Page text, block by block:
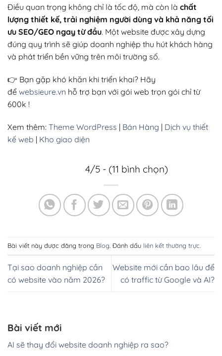
Điều quan trọng không chỉ là tốc độ, mà còn là chất
lượng thiết kế, trải nghiệm người dùng và khả năng tối
ưu SEO/GEO ngay từ đầu. Một website được xây dựng
đúng quy trình sẽ giúp doanh nghiệp thu hút khách hàng
và phát triển bền vững trên môi trường số.
👉 Bạn gặp khó khăn khi triển khai? Hãy
để websieure.vn hỗ trợ bạn với gói web trọn gói chỉ từ
600k !
Xem thêm: Theme WordPress | Bán Hàng | Dịch vụ thiết
kế web | Kho giao diện
4/5 - (11 bình chọn)
Bài viết này được đăng trong Blog. Đánh dấu liên kết thường trực.
Tại sao doanh nghiệp cần
có website vào năm 2026?
Website mới cần bao lâu để
có traffic từ Google và AI?
Bài viết mới
AI sẽ thay đổi website doanh nghiệp ra sao?